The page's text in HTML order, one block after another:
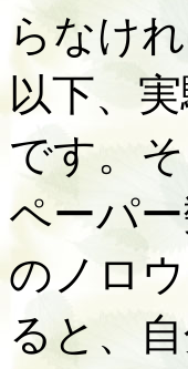
らなけ
以下、
です。
ペーパ
のノロ
ると、